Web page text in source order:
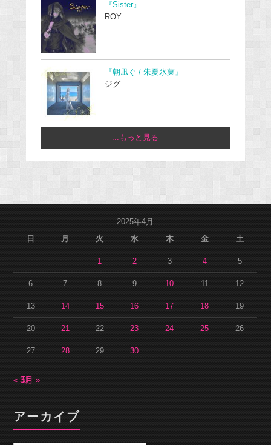
『Sister』
ROY
『朝凪ぐ / 朱夏氷菓』
ジグ
...もっと見る
2025年4月
日
月 火 水 木 金 土
1 2 3 4 5
6 7 8 9 10 11 12
13 14 15 16 17 18 19
20 21 22 23 24 25 26
27 28 29 30
« 3月5月 »
アーカイブ